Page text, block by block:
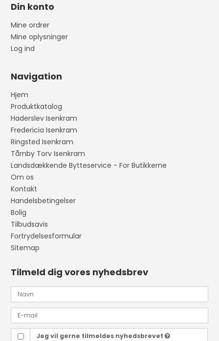
Din konto
Mine ordrer
Mine oplysninger
Log ind
Navigation
Hjem
Produktkatalog
Haderslev Isenkram
Fredericia Isenkram
Ringsted Isenkram
Tårnby Torv Isenkram
Landsdækkende Bytteservice - For Butikkerne
Om os
Kontakt
Handelsbetingelser
Bolig
Tilbudsavis
Fortrydelsesformular
Sitemap
Tilmeld dig vores nyhedsbrev
Jeg vil gerne tilmeldes nyhedsbrevet